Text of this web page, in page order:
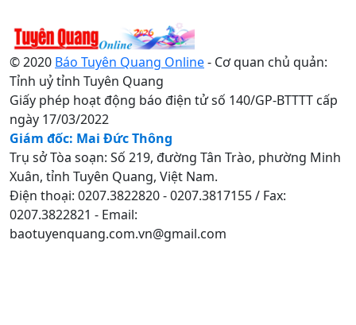
© 2020 Báo Tuyên Quang Online- Cơ quan chủ quản:
Tỉnh uỷ tỉnh Tuyên Quang
Giấy phép hoạt động báo điện tử số 140/GP-BTTTT cấp
ngày 17/03/2022
Giám đốc: Mai Đức Thông
Trụ sở Tòa soạn: Số 219, đường Tân Trào, phường Minh
Xuân, tỉnh Tuyên Quang, Việt Nam.
Điện thoại: 0207.3822820 - 0207.3817155 / Fax:
0207.3822821 - Email:
baotuyenquang.com.vn@gmail.com